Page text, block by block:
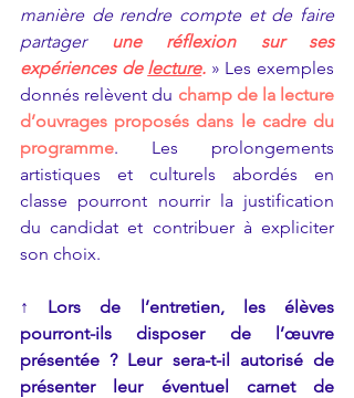
manière de rendre compte et de faire
partager
une réflexion sur ses
expériences de lecture. » Les exemples
donnés relèvent du champ de la lecture
d’ouvrages proposés dans le cadre du
programme. Les prolongements
artistiques et culturels abordés en
classe pourront nourrir la justification
du candidat et contribuer à expliciter
son choix.
↑ Lors de l’entretien, les élèves
pourront-ils disposer de l’œuvre
présentée ? Leur sera-t-il autorisé de
présenter leur éventuel carnet de